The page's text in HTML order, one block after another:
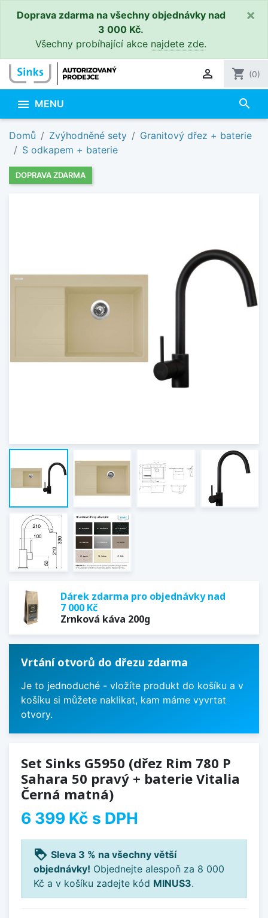
Doprava zdarma na všechny objednávky nad
3 000 Kč.
Všechny probíhající akce najdete zde.
×
 shopping_cart (0)
 MENU search
Domů Zvýhodněné sety
Granitový dřez + baterie
S odkapem + baterie
DOPRAVA ZDARMA
Dárek zdarma pro objednávky nad
7 000 Kč
Zrnková káva 200g
Vrtání otvorů do dřezu zdarma
Je to jednoduché - vložíte produkt do košíku a v
košíku si můžete naklikat, kam máme vyvrtat
otvory.
Set Sinks G5950 (dřez Rim 780 P
Sahara 50 pravý + baterie Vitalia
Černá matná)
6 399 Kč s DPH
loyalty Sleva 3 % na všechny větší
objednávky! Objednejte alespoň za 8 000
Kč a v košíku zadejte kód MINUS3.